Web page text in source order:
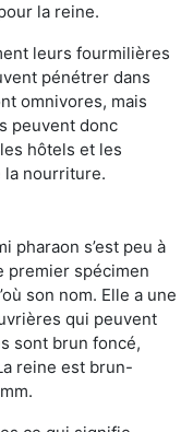
la reine.
leurs fourmilières
pénétrer dans
omnivores, mais
peuvent donc
hôtels et les
nourriture.
pharaon s’est peu à
premier spécimen
son nom. Elle a une
qui peuvent
sont brun foncé,
reine est brun-